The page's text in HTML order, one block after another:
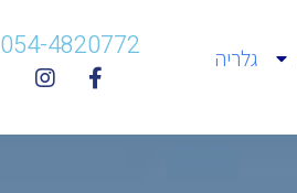
גלריה
054-4820772